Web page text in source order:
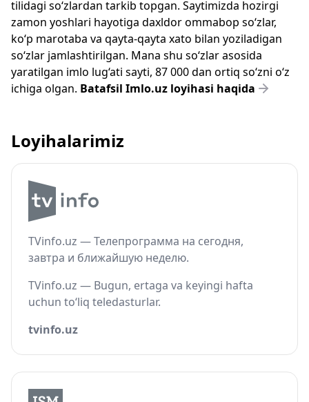
tilidagi so‘zlardan tarkib topgan. Saytimizda hozirgi
zamon yoshlari hayotiga daxldor ommabop so‘zlar,
ko‘p marotaba va qayta-qayta xato bilan yoziladigan
so‘zlar jamlashtirilgan. Mana shu so‘zlar asosida
yaratilgan imlo lug‘ati sayti, 87 000 dan ortiq so‘zni o‘z
ichiga olgan. Batafsil Imlo.uz loyihasi haqida
Loyihalarimiz
TVinfo.uz — Телепрограмма на сегодня,
завтра и ближайшую неделю.
TVinfo.uz — Bugun, ertaga va keyingi hafta
uchun to‘liq teledasturlar.
tvinfo.uz